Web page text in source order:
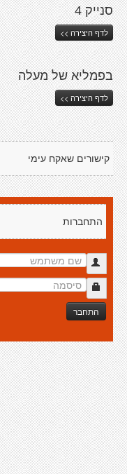
סנייק 4
לדף היצירה >>
בפמליא של מעלה
לדף היצירה >>
קישורים שאקח עימי
התחברות
התחבר